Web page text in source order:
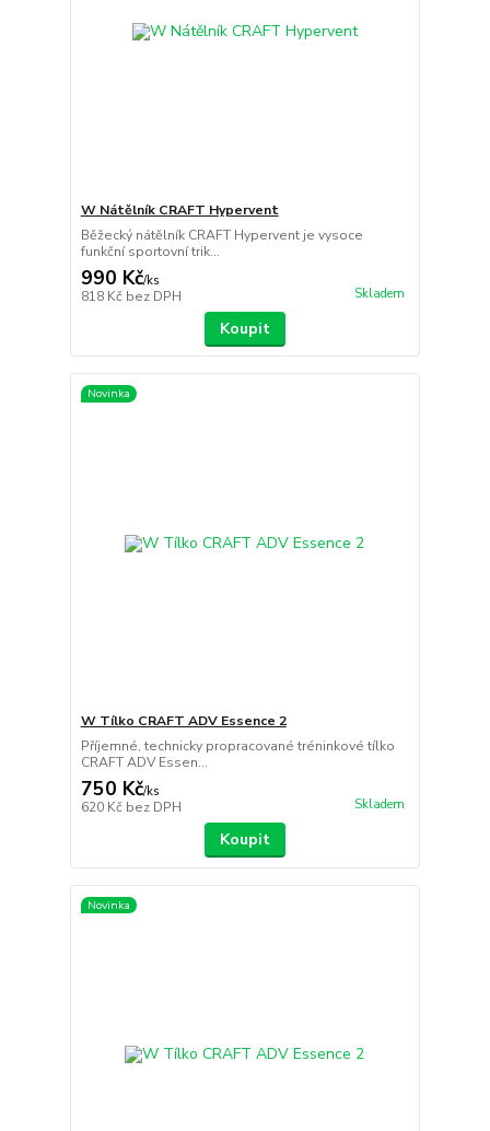
W Nátělník CRAFT Hypervent
Běžecký nátělník CRAFT Hypervent je vysoce
funkční sportovní trik...
990 Kč/ks
818 Kč bez DPH Skladem
Koupit
Novinka
W Tílko CRAFT ADV Essence 2
Příjemné, technicky propracované tréninkové tílko
CRAFT ADV Essen...
750 Kč/ks
620 Kč bez DPH Skladem
Koupit
Novinka